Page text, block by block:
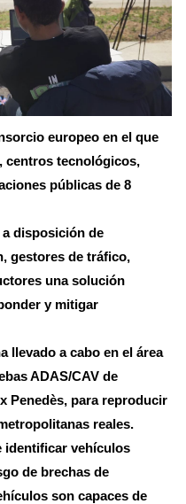
europeo en el que
centros tecnológicos,
públicas de 8
disposición de
gestores de tráfico,
una solución
y mitigar
llevado a cabo en el área
ADAS/CAV de
Penedès, para reproducir
reales.
identificar vehículos
de brechas de
son capaces de